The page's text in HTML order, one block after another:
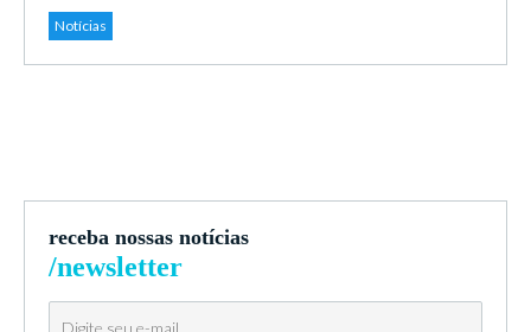
Notícias
receba nossas notícias
/newsletter